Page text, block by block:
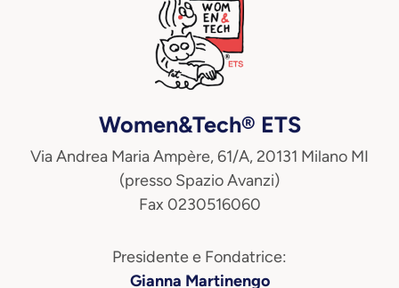
Women&Tech® ETS
Via Andrea Maria Ampère, 61/A, 20131 Milano MI
(presso Spazio Avanzi)
Fax 0230516060
Presidente e Fondatrice:
Gianna Martinengo